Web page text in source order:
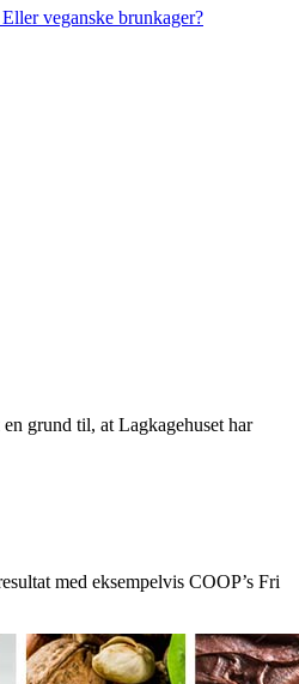
veganske brunkager?
grund til, at Lagkagehuset har
med eksempelvis COOP’s Fri